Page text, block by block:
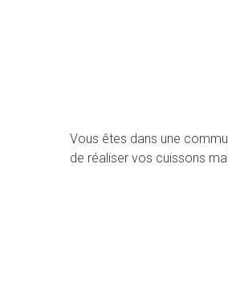
Vous êtes dans une
de réaliser vos cuissons